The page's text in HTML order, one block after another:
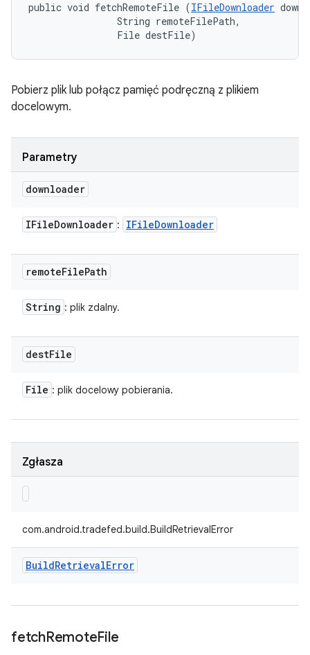
public void fetchRemoteFile (IFileDownloader
                String remoteFilePath,
                File destFile)
Pobierz plik lub połącz pamięć podręczną z plikiem
docelowym.
Parametry
downloader
IFileDownloader : IFileDownloader
remoteFilePath
String : plik zdalny.
destFile
File : plik docelowy pobierania.
Zgłasza
com.android.tradefed.build.BuildRetrievalError
BuildRetrievalError
fetchRemoteFile